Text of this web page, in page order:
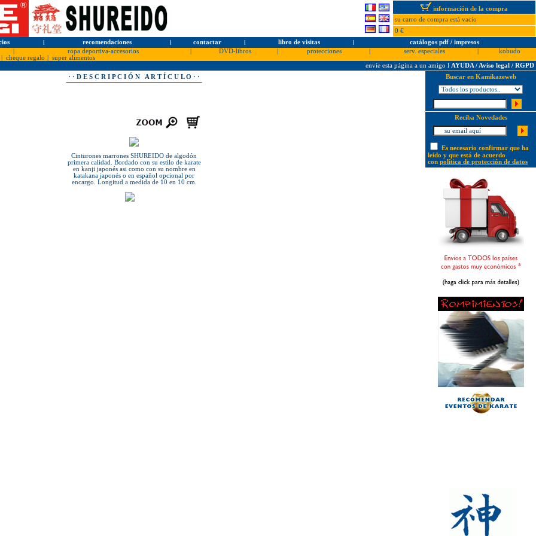
información de la compra
su carro de compra está vacio
0 €
l recomendaciones l contactar l libro de visitas l
catálogos pdf / impresos
ropa deportiva-accesorios DVD-libros protecciones serv. especiales
kobudo
cheque regalo
super alimentos
envíe esta página a un amigo l AYUDA / Aviso legal / RGPD
· · D E S C R I P C I Ó N A R T Í C U L O · ·
Cinturones marrones SHUREIDO de algodón
primera calidad. Bordado con su estilo de karate
en kanji japonés asi como con su nombre en
katakana japonés o en español opcional por
encargo. Longitud a medida de 10 en 10 cm.
Buscar en Kamikazeweb
Reciba Novedades
Es necesario confirmar que ha
leído y que está de acuerdo
con política de protección de datos